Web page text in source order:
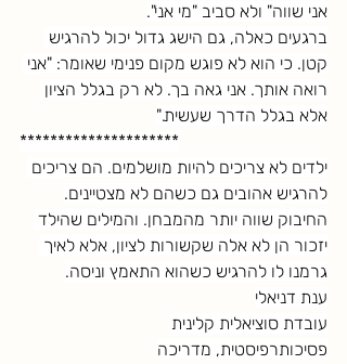
אני שווה" ולא סביב "מי אני".
ברגעים כאלה, גם הישג גדול יכול להרגיש
קטן. כי הוא לא פוגש מקום פנימי שאומר: "אני
רואה אותך. אני גאה בך. לא רק בגלל הציון
אלא בגלל הדרך שעשית."
*********************
ילדים לא צריכים להיות מושלמים. הם צריכים
להרגיש אהובים גם כשהם לא מצטיינים.
החיבוק שווה יותר מהמבחן. והמילים שהילד
יזכור הן לא אלה שקשורות לציון, אלא לאיך
גרמנו לו להרגיש כשהוא התאמץ וניסה.
ענת דניאלי
עובדת סוציאלית קלינית
פסיכותרפיסטית, מדריכה